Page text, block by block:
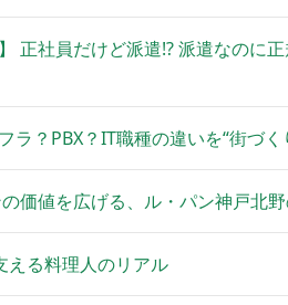
正社員だけど派遣!? 派遣なのに正
？PBX？IT職種の違いを“街づく
価値を広げる、ル・パン神戸北
える料理人のリアル